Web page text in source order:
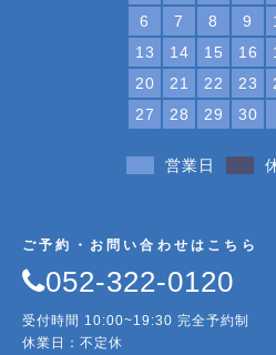
6
7 8 9
13
14 15 16
20
21 22 23
27
28 29 30
営業日
ご予約・お問い合わせはこちら
052-322-0120
受付時間 10:00~19:30 完全予約制
休業日：不定休